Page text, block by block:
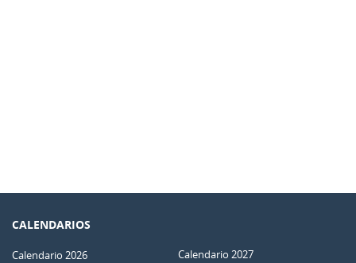
CALENDARIOS
Calendario 2026 Calendario 2027